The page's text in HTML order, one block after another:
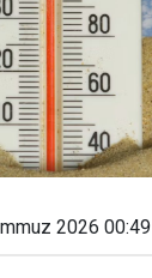
2026 00:49